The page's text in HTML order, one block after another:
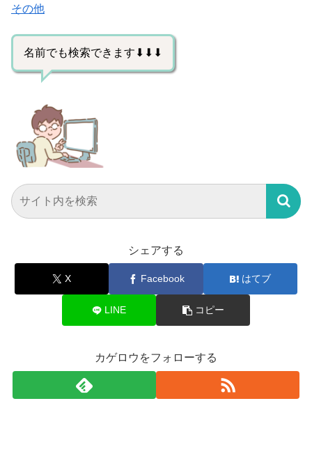
その他
名前でも検索できます⬇⬇⬇
シェアする
X Facebook はてブ
LINE コピー
カゲロウをフォローする